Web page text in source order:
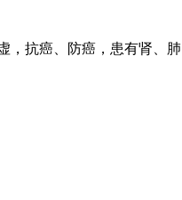
抗癌、防癌，患有肾、肺